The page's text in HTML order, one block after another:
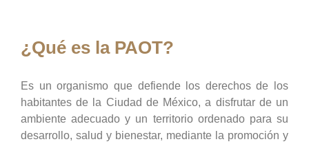
¿Qué es la PAOT?
Es un organismo que defiende los derechos de los
habitantes de la Ciudad de México, a disfrutar de un
ambiente adecuado y un territorio ordenado para su
desarrollo, salud y bienestar, mediante la promoción y